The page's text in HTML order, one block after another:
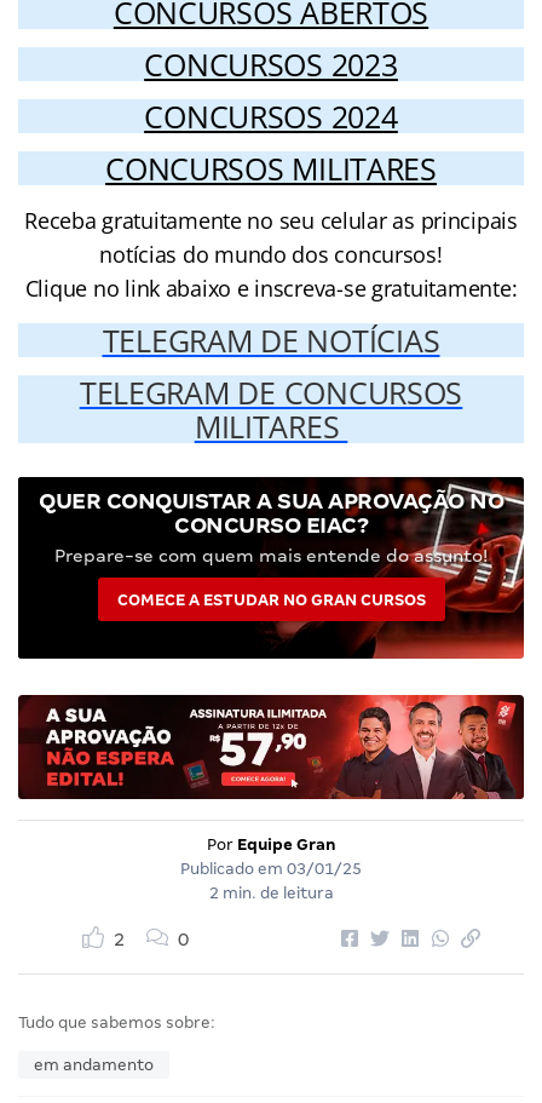
CONCURSOS ABERTOS
CONCURSOS 2023
CONCURSOS 2024
CONCURSOS MILITARES
Receba gratuitamente no seu celular as principais
notícias do mundo dos concursos!
Clique no link abaixo e inscreva-se gratuitamente:
TELEGRAM DE NOTÍCIAS
TELEGRAM DE CONCURSOS
MILITARES
QUER CONQUISTAR A SUA APROVAÇÃO NO
CONCURSO EIAC?
Prepare-se com quem mais entende do assunto!
COMECE A ESTUDAR NO GRAN CURSOS
Por Equipe Gran
Publicado em 03/01/25
2 min. de leitura
2 0
Tudo que sabemos sobre:
em andamento